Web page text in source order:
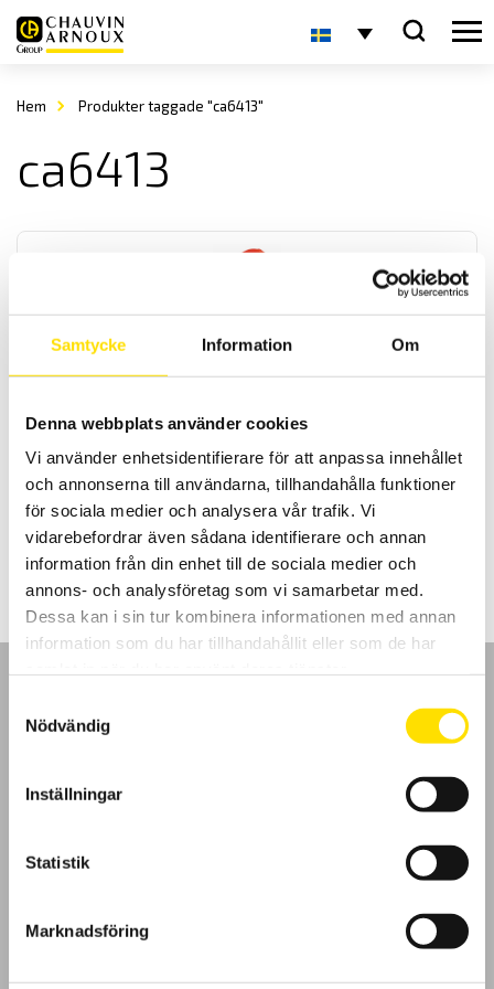
Samtycke Information Om
Denna webbplats använder cookies
Vi använder enhetsidentifierare för att anpassa innehållet
och annonserna till användarna, tillhandahålla funktioner
för sociala medier och analysera vår trafik. Vi
vidarebefordrar även sådana identifierare och annan
information från din enhet till de sociala medier och
annons- och analysföretag som vi samarbetar med.
Dessa kan i sin tur kombinera informationen med annan
information som du har tillhandahållit eller som de har
Nödvändig
Inställningar
Statistik
Marknadsföring
Hem Produkter taggade "ca6413"
ca6413
Med slingimpedanstänger görs periodisk underhållskontroll av
jordtag säkert, enkelt och repeterbart. Dessa modeller har minne
med tidsstämpling samt automatiskt Hold-funtion för bekväm
avläsning samt OLED-display.
16,800.00kr – 19,900.00kr Prisintervall:
16,800.00 kr
till
19,900.00 kr
LÄS MER